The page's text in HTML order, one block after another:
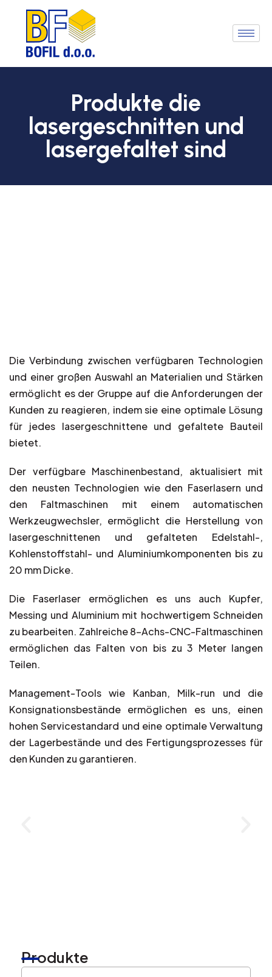
Produkte die
lasergeschnitten und
lasergefaltet sind
Die Verbindung zwischen verfügbaren Technologien
und einer großen Auswahl an Materialien und Stärken
ermöglicht es der Gruppe auf die Anforderungen der
Kunden zu reagieren, indem sie eine optimale Lösung
für jedes lasergeschnittene und gefaltete Bauteil
bietet.
Der verfügbare Maschinenbestand, aktualisiert mit
den neusten Technologien wie den Faserlasern und
den Faltmaschinen mit einem automatischen
Werkzeugwechsler, ermöglicht die Herstellung von
lasergeschnittenen und gefalteten Edelstahl-,
Kohlenstoffstahl- und Aluminiumkomponenten bis zu
20 mm Dicke.
Die Faserlaser ermöglichen es uns auch Kupfer,
Messing und Aluminium mit hochwertigem Schneiden
zu bearbeiten. Zahlreiche 8-Achs-CNC-Faltmaschinen
ermöglichen das Falten von bis zu 3 Meter langen
Teilen.
Management-Tools wie Kanban, Milk-run und die
Konsignationsbestände ermöglichen es uns, einen
hohen Servicestandard und eine optimale Verwaltung
der Lagerbestände und des Fertigungsprozesses für
den Kunden zu garantieren.
Produkte